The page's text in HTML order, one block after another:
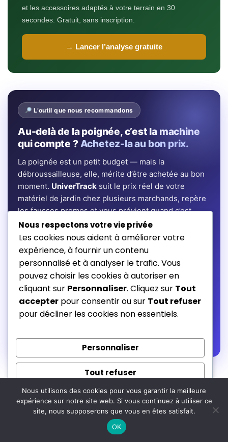
et les accessoires adaptés à votre terrain en 30
secondes. Gratuit, sans inscription.
→ Lancer l’analyse gratuite
L’outil que nous recommandons
Au-delà de la poignée, c’est la machine
qui compte ?Achetez-la au bon prix.
La poignée est un petit budget — mais la
débroussailleuse, elle, mérite d’être achetée au bon
moment. UniverTrack suit le prix réel de votre
matériel de jardin chez plusieurs marchands, repère
les fausses promos et vous prévient quand c’est
vraimentle bon moment d’acheter — avec un
assistant IA pour vous guider.
Historique de prix réel Alerte au bon moment
Assistant d’achat IA
Essayer gratuitement 14 jours →
Sans engagement · Résiliable en 1 clic · 5 langues
FAQ — Poignée ergonomique
débroussailleuse
Nous respectons votre vie privée
Les cookies nous aident à améliorer votre
expérience, à fournir un contenu
personnalisé et à analyser le trafic. Vous
pouvez choisir les cookies à autoriser en
cliquant sur Personnaliser. Cliquez sur Tout
accepter pour consentir ou sur Tout refuser
pour décliner les cookies non essentiels.
Personnaliser
Tout refuser
Tout accepter
Nous utilisons des cookies pour vous garantir la meilleure
expérience sur notre site web. Si vous continuez à utiliser ce
site, nous supposerons que vous en êtes satisfait.
OK